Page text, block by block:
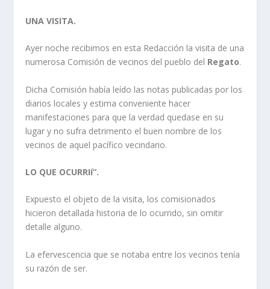
UNA VISITA.
Ayer noche recibimos en esta Redacción la visita de una
numerosa Comisión de vecinos del pueblo del Regato.
Dicha Comisión habí­a leí­do las notas publicadas por los
diarios locales y estima conveniente hacer
manifestaciones para que la verdad quedase en su
lugar y no sufra detrimento el buen nombre de los
vecinos de aquel pací­fico vecindario.
LO QUE OCURRIí“.
Expuesto el objeto de la visita, los comisionados
hicieron detallada historia de lo ocurrido, sin omitir
detalle alguno.
La efervescencia que se notaba entre los vecinos tení­a
su razón de ser.